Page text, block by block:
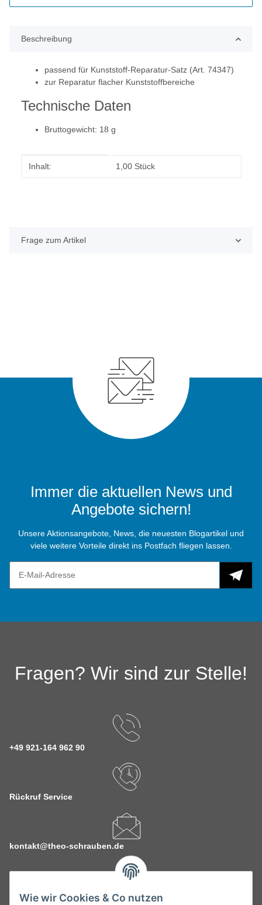
Wie wir Cookies & Co nutzen
Beschreibung
passend für Kunststoff-Reparatur-Satz (Art. 74347)
zur Reparatur flacher Kunststoffbereiche
Technische Daten
Bruttogewicht: 18 g
Produkteigenschaft
Wert
Inhalt: 1,00 Stück
Frage zum Artikel
Immer die aktuellen News und
Angebote sichern!
Unsere Aktionsangebote, News, die neuesten Blogartikel und
viele weitere Vorteile direkt ins Postfach fliegen lassen.
Fragen? Wir sind zur Stelle!
+49 921-164 962 90
Rückruf Service
kontakt@theo-schrauben.de